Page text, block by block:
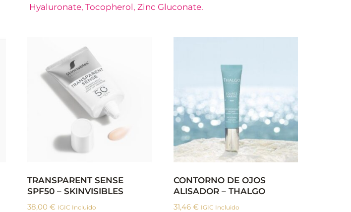
Hyaluronate, Tocopherol, Zinc Gluconate.
TRANSPARENT SENSE
SPF50 – SKINVISIBLES
38,00€ IGIC Incluido
CONTORNO DE OJOS
ALISADOR – THALGO
31,46€ IGIC Incluido